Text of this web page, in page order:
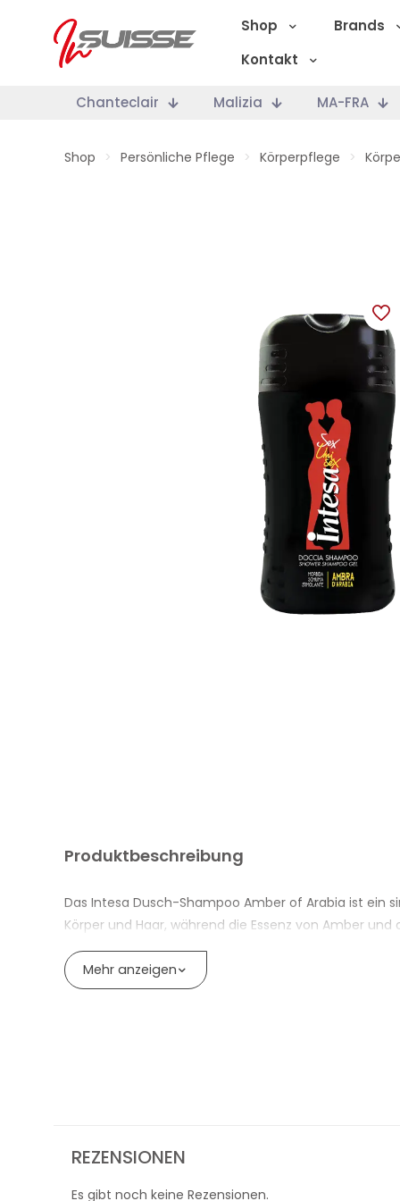
Shop Brands
Kontakt
Chanteclair Malizia MA-FRA
Shop > Persönliche Pflege > Körperpflege >
Produktbeschreibung
Das Intesa Dusch-Shampoo Amber of Arabia ist ein
Körper und Haar, während die Essenz von Amber
einen reichhaltigen und angenehmen Schaum,
Wie unterscheidet es sich von anderen
INTESA SHOWER SHAMPOO AMBER OF
Mehr anzeigen
REZENSIONEN
Es gibt noch keine Rezensionen.